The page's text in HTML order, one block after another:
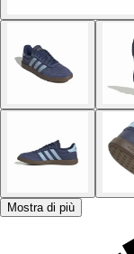
Mostra di più